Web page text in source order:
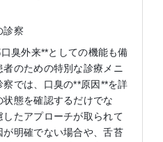
診察
臭外来**としての機能も備
のための特別な診療メニ
では、口臭の**原因**を詳
態を確認するだけでな
したアプローチが取られて
明確でない場合や、舌苔